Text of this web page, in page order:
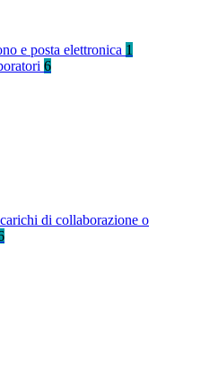
e posta elettronica 1
6
di collaborazione o